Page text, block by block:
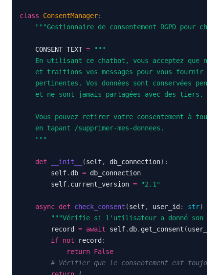
class ConsentManager:
"""Gestionnaire de consentement RGPD pour
    CONSENT_TEXT
=
    """
def __init__ (self, db_connection) :
        self
. db =
        self
. current_version = "2.1"
async def check_consent (self, user_id : str)
"""Vérifie si l'utilisateur a donné son
        record
= await self. db. get_consent (user_id
if not record :
return False
# Vérifier que le consentement est